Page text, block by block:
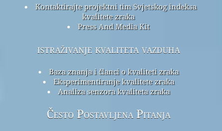
Kontaktirajte projektni tim Svjetskog indeksa
kvalitete zraka
Press And Media Kit
istraživanje kvaliteta vazduha
Baza znanja i članci o kvaliteti zraka
Eksperimentiranje kvalitete zraka
Analiza senzora kvaliteta zraka
Često Postavljena Pitanja